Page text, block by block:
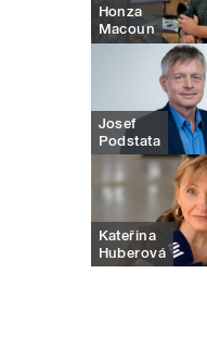
Honza
Macoun
Josef
Podstata
Kateřina
Huberová